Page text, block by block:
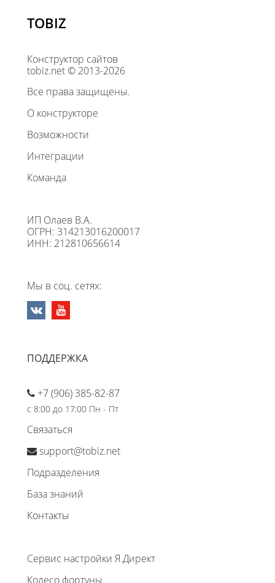
TOBIZ
Конструктор сайтов
tobiz.net © 2013-2026
Все права защищены.
О конструкторе
Возможности
Интеграции
Команда
ИП Олаев В.А.
ОГРН: 314213016200017
ИНН: 212810656614
Мы в соц. сетях:
ПОДДЕРЖКА
+7 (906) 385-82-87
с 8:00 до 17:00 Пн - Пт
Связаться
support@tobiz.net
Подразделения
База знаний
Контакты
Сервис настройки Я.Директ
Колесо фортуны